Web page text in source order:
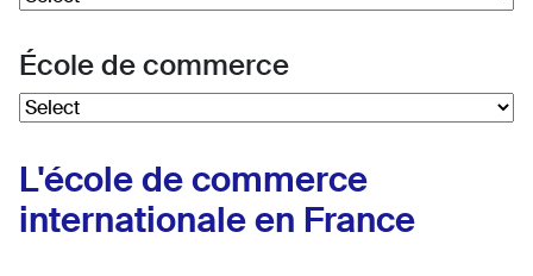
École de commerce
L'école de commerce
internationale en France